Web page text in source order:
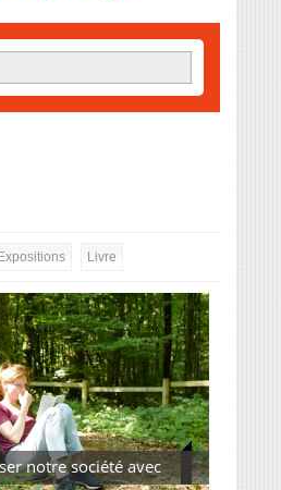
Livre
notre société avec